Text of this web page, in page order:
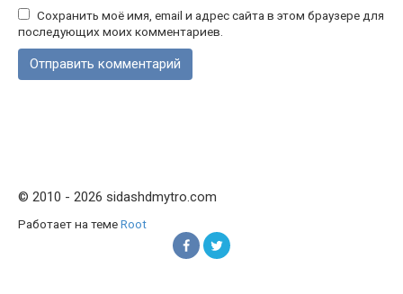
Сохранить моё имя, email и адрес сайта в этом браузере для
последующих моих комментариев.
© 2010 - 2026 sidashdmytro.com
Работает на темеRoot